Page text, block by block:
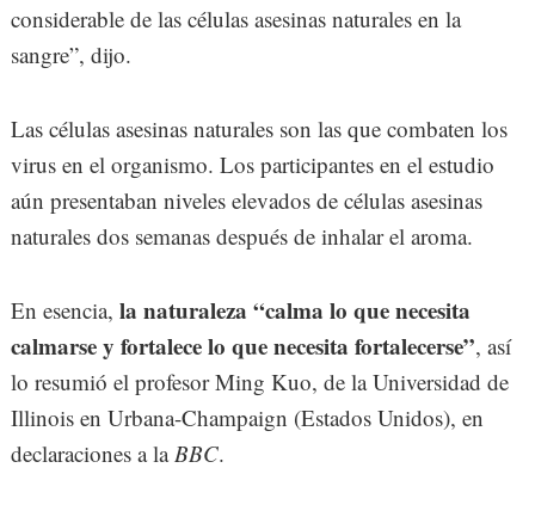
considerable de las células asesinas naturales en la
sangre”, dijo.
Las células asesinas naturales son las que combaten los
virus en el organismo. Los participantes en el estudio
aún presentaban niveles elevados de células asesinas
naturales dos semanas después de inhalar el aroma.
En esencia, la naturaleza “calma lo que necesita
calmarse y fortalece lo que necesita fortalecerse”, así
lo resumió el profesor Ming Kuo, de la Universidad de
Illinois en Urbana-Champaign (Estados Unidos), en
declaraciones a laBBC.